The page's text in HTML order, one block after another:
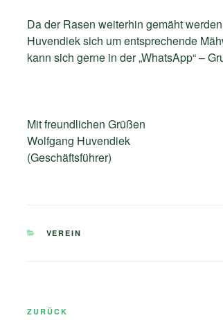
Da der Rasen weiterhin gemäht
Huvendiek sich um entsprechende
kann sich gerne in der „WhatsApp“ –
Mit freundlichen Grüßen
Wolfgang Huvendiek
(Geschäftsführer)
KATEGORIEN
VEREIN
Beitragsnavigation
Vorheriger
ZURÜCK